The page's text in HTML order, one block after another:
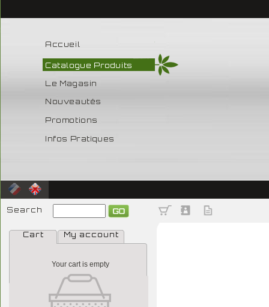
Accueil
Catalogue Produits
Le Magasin
Nouveautés
Promotions
Infos Pratiques
Search
Cart My account
Your cart is empty